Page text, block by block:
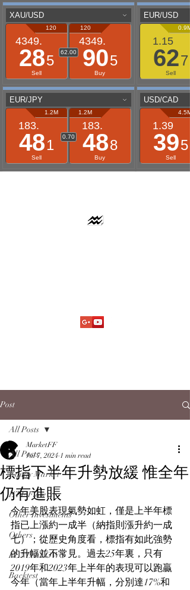
Post
All Posts
Equity Market
ETF Flow
Other Investments
Others
FUND FLOWS
Backtest
All Posts
標指下半年升勢放緩 惟全年
仍有進賬
MarketFF
Jul 7, 2024 1 min read
今年美股表現氣勢如虹，僅是上半年標
指已上漲約一成半（納指則漲升約一成
七）；從歷史角度看，標指有如此強勢
的升幅並不常見。過去25年裏，只有
2019年和2023年上半年的表現可以跑贏
今年（當年上半年升幅，分別達17%和